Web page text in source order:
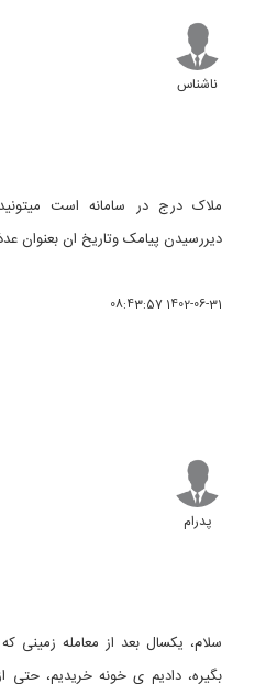
ناشناس
ملاک درج در سامانه است
دیررسیدن پیامک وتاریخ ان بعنوان
1402-06-31 08:43:57
پدرام
سلام، یکسال بعد از معامله زمینی
بگیره، دادیم ی خونه خریدیم،